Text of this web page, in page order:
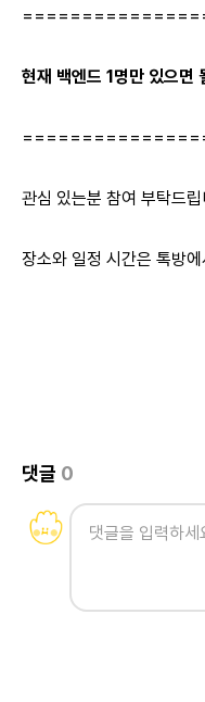
현재 백엔드 1명만 있으면
관심 있는분 참여 부탁드립
장소와 일정 시간은 톡방
댓글 0